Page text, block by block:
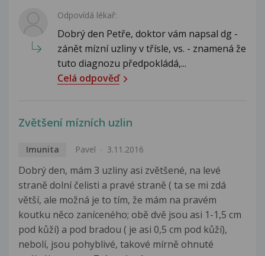
Odpovídá lékař:
Dobrý den Petře, doktor vám napsal dg -
zánět mízní uzliny v třísle, vs. - znamená že
tuto diagnozu předpokládá,...
Celá odpověď
Zvětšení mízních uzlin
Imunita Pavel 3.11.2016
Dobrý den, mám 3 uzliny asi zvětšené, na levé
straně dolní čelisti a pravé straně ( ta se mi zdá
větší, ale možná je to tím, že mám na pravém
koutku něco zaníceného; obě dvě jsou asi 1-1,5 cm
pod kůží) a pod bradou ( je asi 0,5 cm pod kůží),
nebolí, jsou pohyblivé, takové mírně ohnuté